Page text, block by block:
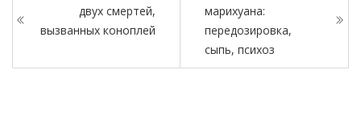
двух смертей,
вызванных коноплей
марихуана:
передозировка,
сыпь, психоз